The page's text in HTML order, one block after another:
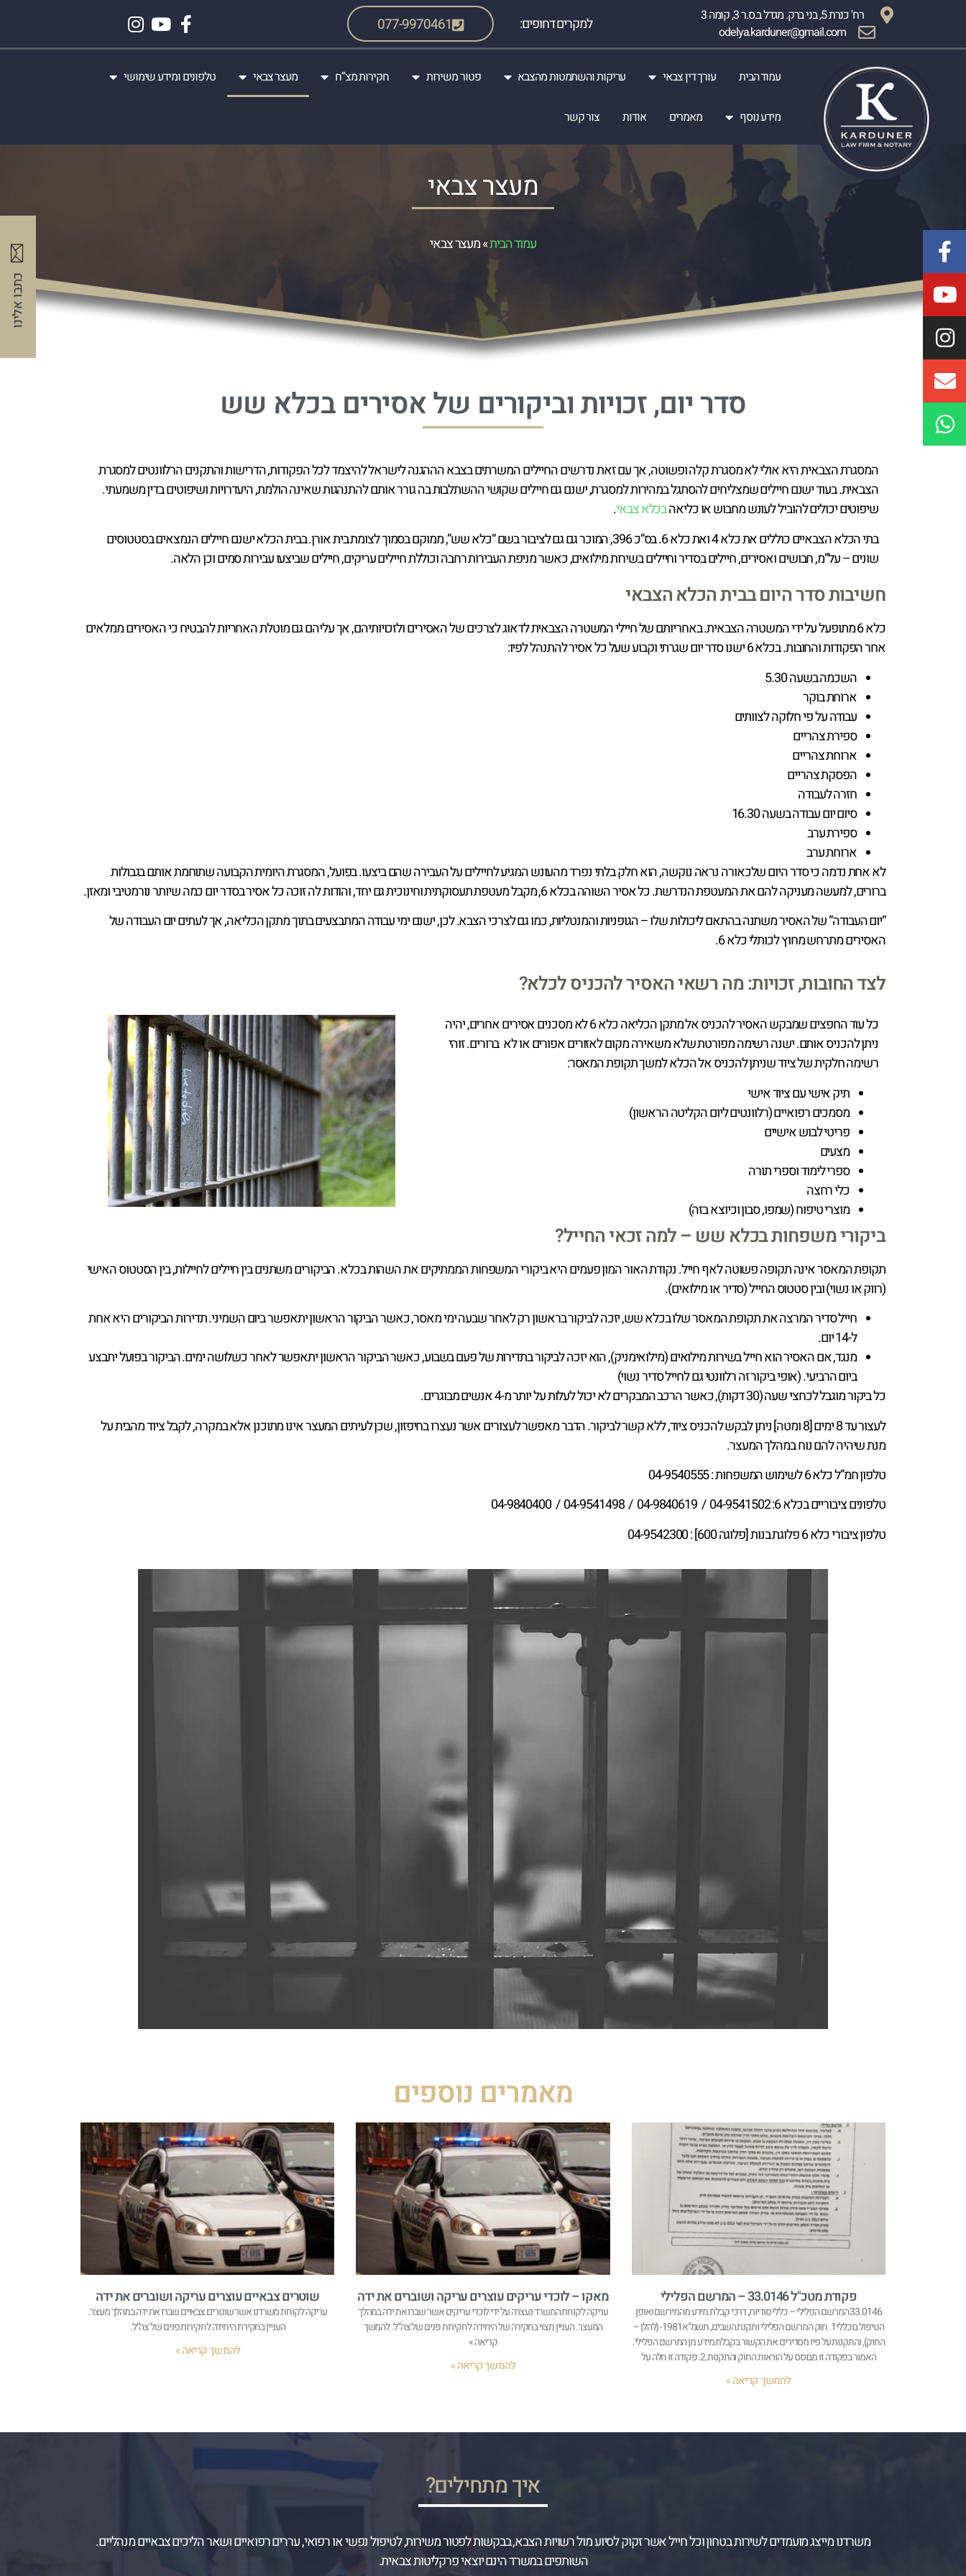
רח' כנרת 5, בני ברק. מגדל ב.ס.ר 3, קומה 3
odelya.karduner@gmail.com
למקרים דחופים: 077-9970461
עמוד הבית עורך דין צבאי עריקות והשתמטות מהצבא פטור משירות חקירות מצ”ח מעצר צבאי טלפונים ומידע שימושי
מידע נוסף מאמרים אודות צור קשר
מעצר צבאי
עמוד הבית»מעצר צבאי
סדר יום, זכויות וביקורים של אסירים בכלא שש
המסגרת הצבאית היא אולי לא מסגרת קלה ופשוטה, אך עם זאת נדרשים החיילים המשרתים בצבא הההגנה לישראל להיצמד לכל הפקודות, הדרישות והתקנים הרלוונטים למסגרת
הצבאית. בעוד ישנם חיילים שמצליחים להסתגל במהירות למסגרת, ישנם גם חיילים שקושי ההשתלבות בה גורר אותם להתנהגות שאינה הולמת, היעדרויות ושיפוטים בדין משמעתי.
שיפוטים יכולים להוביל לעונש מחבוש או כליאהבכלא צבאי.
בתי הכלא הצבאיים כוללים את כלא 4 ואת כלא 6. בס”כ 396, המוכר גם גם לציבור בשם “כלא שש”, ממוקם בסמוך לצומת בית אורן. בבית הכלא ישנם חיילים הנמצאים בסטטוסים
שונים – על”מ, חבושים ואסירים, חיילים בסדיר וחיילים בשירות מילואים, כאשר מניפת העבירות רחבה וכוללת חיילים עריקים, חיילים שביצעו עבירות סמים וכן הלאה.
חשיבות סדר היום בבית הכלא הצבאי
כלא 6 מתופעל על ידי המשטרה הצבאית. באחריותם של חיילי המשטרה הצבאית לדאוג לצרכים של האסירים ולזכויותיהם, אך עליהם גם מוטלת האחריות להבטיח כי האסירים ממלאים
אחר הפקודות והחובות. בכלא 6 ישנו סדר יום שגרתי וקבוע שעל כל אסיר להתנהל לפיו:
השכמה בשעה 5.30
ארוחת בוקר
עבודה על פי חלוקה לצוותים
ספירת צהריים
ארוחת צהריים
הפסקת צהריים
חזרה לעבודה
סיום יום עבודה בשעה 16.30
ספירת ערב
ארוחת ערב
לא אחת נדמה כי סדר היום שלכאורה נראה נוקשה, הוא חלק בלתי נפרד מהעונש המגיע לחיילים על העבירה שהם ביצעו. בפועל, המסגרת היומית הקבועה שתוחמת אותם בגבולות
ברורים, למעשה מעניקה להם את המעטפת הנדרשת. כל אסיר השוהה בכלא 6, מקבל מעטפת תעסוקתית וחינוכית גם יחד, והודות לה זוכה כל אסיר בסדר יום כמה שיותר נורמטיבי ומאזן.
“יום העבודה” של האסיר משתנה בהתאם ליכולות שלו – הגופניות והמנטליות, כמו גם לצרכי הצבא. לכן, ישנם ימי עבודה המתבצעים בתוך מתקן הכליאה, אך לעתים יום העבודה של
האסירים מתרחש מחוץ לכותלי כלא 6.
לצד החובות, זכויות: מה רשאי האסיר להכניס לכלא?
כל עוד החפצים שמבקש האסיר להכניס אל מתקן הכליאה כלא 6 לא מסכנים אסירים אחרים, יהיה
ניתן להכניס אותם. ישנה רשימה מפורטת שלא משאירה מקום לאזורים אפורים או לא ברורים. זוהי
רשימה חלקית של ציוד שניתן להכניס אל הכלא למשך תקופת המאסר:
תיק אישי עם ציוד אישי
מסמכים רפואיים (רלוונטים ליום הקליטה הראשון)
פריטי לבוש אישיים
מצעים
ספרי לימוד וספרי תורה
כלי רחצה
מוצרי טיפוח (שמפו, סבון וכיוצא בזה)
ביקורי משפחות בכלא שש – למה זכאי החייל?
תקופת המאסר אינה תקופה פשוטה לאף חייל. נקודת האור המון פעמים היא ביקורי המשפחות הממתיקים את השהות בכלא. הביקורים משתנים בין חיילים לחיילות, בין הסטטוס האישי
(רווק או נשוי) ובין סטטוס החייל (סדיר או מילואים).
חייל סדיר המרצה את תקופת המאסר שלו בכלא שש, יזכה לביקור בראשון רק לאחר שבעה ימי מאסר, כאשר הביקור הראשון יתאפשר ביום השמיני. תדירות הביקורים היא אחת
ל-14 יום.
מנגד, אם האסיר הוא חייל בשירות מילואים (מילואימניק), הוא יזכה לביקור בתדירות של פעם בשבוע, כאשר הביקור הראשון יתאפשר לאחר כשלושה ימים. הביקור בפועל יתבצע
ביום הרביעי. (אופי ביקור זה רלוונטי גם לחייל סדיר נשוי)
כל ביקור מוגבל לכחצי שעה (30 דקות), כאשר הרכב המבקרים לא יכול לעלות על יותר מ-4 אנשים מבוגרים.
לעצור עד 8 ימים [8 ומטה] ניתן לבקש להכניס ציוד, ללא קשר לביקור. הדבר מאפשר לעצורים אשר נעצרו בחיפזון, שכן לעיתים המעצר אינו מתוכנן אלא במקרה, לקבל ציוד מהבית על
מנת שיהיה להם נוח במהלך המעצר.
טלפון חמ”ל כלא 6 לשימוש המשפחות : 04-9540555
טלפונים ציבוריים בכלא 6: 04-9541502 / 04-9840619 / 04-9541498 / 04-9840400
טלפון ציבורי כלא 6 פלוגת בנות [פלוגה 600] : 04-9542300
מאמרים נוספים
פקודת מטכ"ל 33.0146 – המרשם הפלילי
33.0146 המרשם הפלילי – כללי סודיות, דרכי קבלת מידע מהמירשם ואופן
הטיפול בוכללי1. חוק המרשם הפלילי ותקנת השבים, תשמ”א1981- (להלן –
החוק), והתקנות על פיו מסדירים את הקשור בקבלת מידע מן המרשם הפלילי.
האמור בפקודה זו מבוסס על הוראות החוק והתקנות.2. פקודה זו חלה על
להמשך קריאה »
מאקו – לוכדי עריקים עוצרים עריקה ושוברים את ידה
עריקה לקוחת המשרד נעצרה על ידי לוכדי עריקים אשר שברו את ידה במהלך
המעצר. העניין מצוי בחקירה של היחידה לחקירות פנים של צה”ל. להמשך
קריאה »
להמשך קריאה »
שוטרים צבאיים עוצרים עריקה ושוברים את ידה
עריקה לקוחת משרדנו אשר שוטרים צבאיים שברו את ידה במהלך מעצר.
העניין בחקירת היחידה לחקירות פנים של צה”ל.
להמשך קריאה »
איך מתחילים?
משרדנו מייצג מועמדים לשירות בטחון וכל חייל אשר זקוק לסיוע מול רשויות הצבא, בבקשות לפטור משירות, לטיפול נפשי או רפואי, עררים רפואיים ושאר הליכים צבאיים מנהליים.
השותפים במשרד הינם יוצאי פרקליטות צבאית.